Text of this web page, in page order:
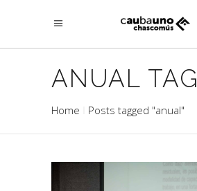
ANUAL TAG
Home Posts tagged "anual"